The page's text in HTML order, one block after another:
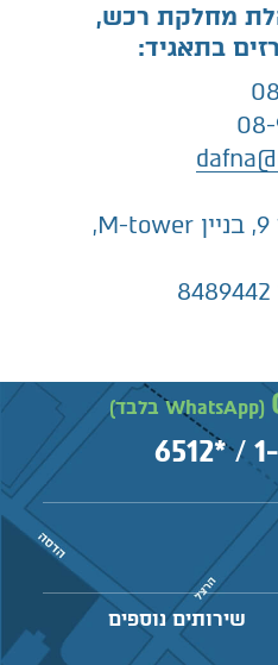
מחלקת רכש,
בתאגיד:
רחוב רחה פריאר 9, בניין M-tower,
(WhatsApp בלבד)
/
*6512
שירותים נוספים